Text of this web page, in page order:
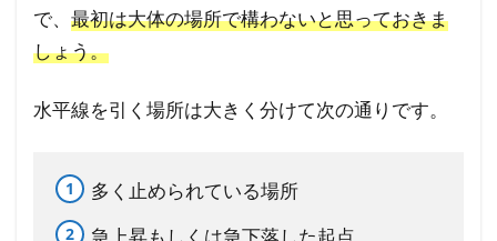
で、 最初は大体の場所で構わないと思っておきま
しょう。
水平線を引く場所は大きく分けて次の通りです。
多く止められている場所
急上昇もしくは急下落した起点